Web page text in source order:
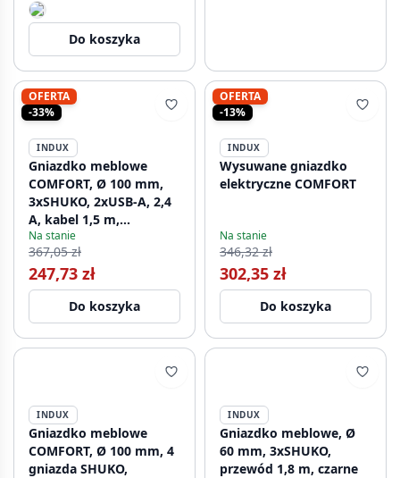
Do koszyka
OFERTA
-33%
INDUX
Gniazdko meblowe
COMFORT, Ø 100 mm,
3xSHUKO, 2xUSB-A, 2,4
A, kabel 1,5 m,
aluminium
Na stanie
367,05 zł
247,73 zł
Do koszyka
OFERTA
-13%
INDUX
Wysuwane gniazdko
elektryczne COMFORT
Na stanie
346,32 zł
302,35 zł
Do koszyka
INDUX
Gniazdko meblowe
COMFORT, Ø 100 mm, 4
gniazda SHUKO,
INDUX
Gniazdko meblowe, Ø
60 mm, 3xSHUKO,
przewód 1,8 m, czarne